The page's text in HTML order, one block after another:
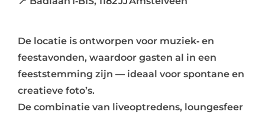
De locatie is ontworpen voor muziek‑ en
feestavonden, waardoor gasten al in een
feeststemming zijn — ideaal voor spontane en
creatieve foto’s.
De combinatie van liveoptredens, loungesfeer